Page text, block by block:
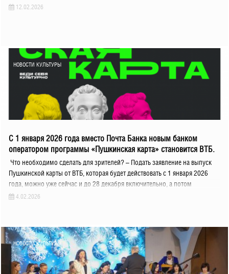
12.02.2026
НОВОСТИ КУЛЬТУРЫ
С 1 января 2026 года вместо Почта Банка новым банком
оператором программы «Пушкинская карта» становится ВТБ.
Что необходимо сделать для зрителей? – Подать заявление на выпуск
Пушкинской карты от ВТБ, которая будет действовать с 1 января 2026
года, можно уже сейчас и до 28 декабря включительно, а потом
4.02.2026
НОВОСТИ КУЛЬТУРЫ